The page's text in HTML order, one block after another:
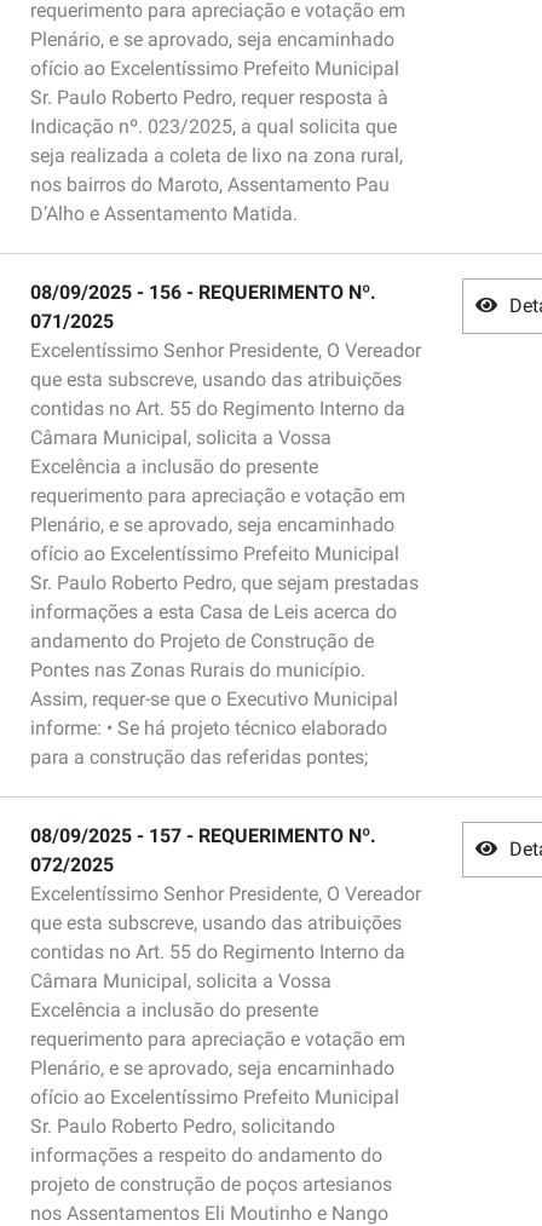
requerimento para apreciação e votação em
Plenário, e se aprovado, seja encaminhado
ofício ao Excelentíssimo Prefeito Municipal
Sr. Paulo Roberto Pedro, requer resposta à
Indicação nº. 023/2025, a qual solicita que
seja realizada a coleta de lixo na zona rural,
nos bairros do Maroto, Assentamento Pau
D’Alho e Assentamento Matida.
08/09/2025 - 156 - REQUERIMENTO Nº.
071/2025
Excelentíssimo Senhor Presidente, O Vereador
que esta subscreve, usando das atribuições
contidas no Art. 55 do Regimento Interno da
Câmara Municipal, solicita a Vossa
Excelência a inclusão do presente
requerimento para apreciação e votação em
Plenário, e se aprovado, seja encaminhado
ofício ao Excelentíssimo Prefeito Municipal
Sr. Paulo Roberto Pedro, que sejam prestadas
informações a esta Casa de Leis acerca do
andamento do Projeto de Construção de
Pontes nas Zonas Rurais do município.
Assim, requer-se que o Executivo Municipal
informe: • Se há projeto técnico elaborado
para a construção das referidas pontes;
08/09/2025 - 157 - REQUERIMENTO Nº.
072/2025
Excelentíssimo Senhor Presidente, O Vereador
que esta subscreve, usando das atribuições
contidas no Art. 55 do Regimento Interno da
Câmara Municipal, solicita a Vossa
Excelência a inclusão do presente
requerimento para apreciação e votação em
Plenário, e se aprovado, seja encaminhado
ofício ao Excelentíssimo Prefeito Municipal
Sr. Paulo Roberto Pedro, solicitando
informações a respeito do andamento do
projeto de construção de poços artesianos
nos Assentamentos Eli Moutinho e Nango